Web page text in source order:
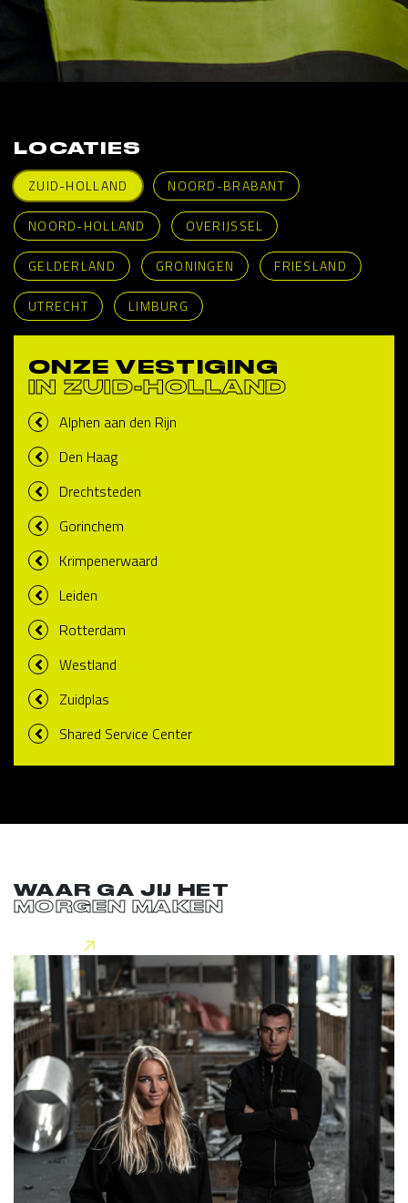
LOCATIES
ZUID-HOLLAND
NOORD-BRABANT
NOORD-HOLLAND OVERIJSSEL
GELDERLAND GRONINGEN FRIESLAND
UTRECHT LIMBURG
ONZE VESTIGING
IN ZUID-HOLLAND
Alphen aan den Rijn
Den Haag
Drechtsteden
Gorinchem
Krimpenerwaard
Leiden
Rotterdam
Westland
Zuidplas
Shared Service Center
WAAR GA JIJ HET
MORGEN MAKEN